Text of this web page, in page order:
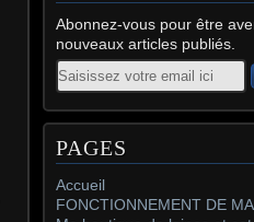
Abonnez-vous pour être
nouveaux articles publiés.
Email
PAGES
Accueil
FONCTIONNEMENT DE